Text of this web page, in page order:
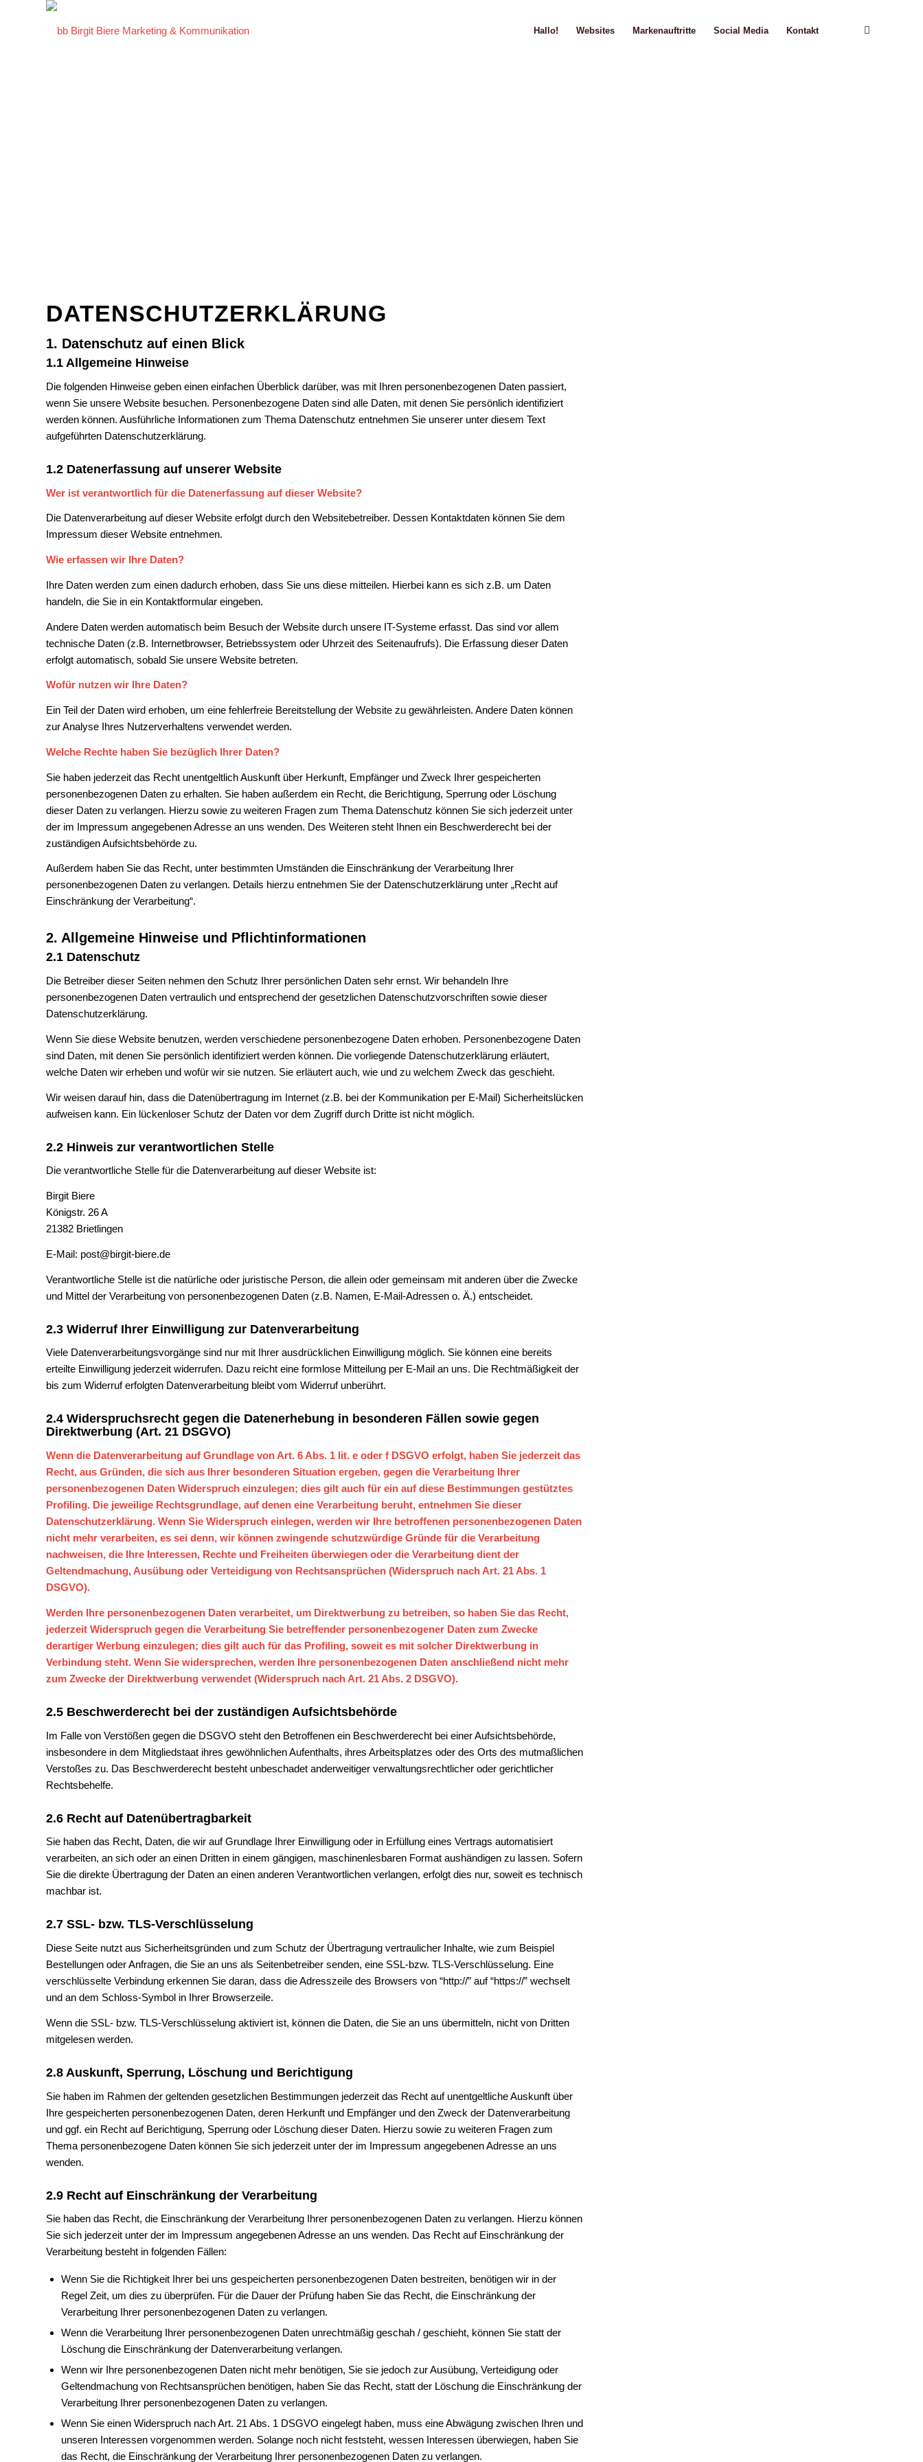
Hallo! Websites Markenauftritte Social Media Kontakt
DATENSCHUTZERKLÄRUNG
1. Datenschutz auf einen Blick
1.1 Allgemeine Hinweise
Die folgenden Hinweise geben einen einfachen Überblick darüber, was mit Ihren personenbezogenen Daten passiert,
wenn Sie unsere Website besuchen. Personenbezogene Daten sind alle Daten, mit denen Sie persönlich identifiziert
werden können. Ausführliche Informationen zum Thema Datenschutz entnehmen Sie unserer unter diesem Text
aufgeführten Datenschutzerklärung.
1.2 Datenerfassung auf unserer Website
Wer ist verantwortlich für die Datenerfassung auf dieser Website?
Die Datenverarbeitung auf dieser Website erfolgt durch den Websitebetreiber. Dessen Kontaktdaten können Sie dem
Impressum dieser Website entnehmen.
Wie erfassen wir Ihre Daten?
Ihre Daten werden zum einen dadurch erhoben, dass Sie uns diese mitteilen. Hierbei kann es sich z.B. um Daten
handeln, die Sie in ein Kontaktformular eingeben.
Andere Daten werden automatisch beim Besuch der Website durch unsere IT-Systeme erfasst. Das sind vor allem
technische Daten (z.B. Internetbrowser, Betriebssystem oder Uhrzeit des Seitenaufrufs). Die Erfassung dieser Daten
erfolgt automatisch, sobald Sie unsere Website betreten.
Wofür nutzen wir Ihre Daten?
Ein Teil der Daten wird erhoben, um eine fehlerfreie Bereitstellung der Website zu gewährleisten. Andere Daten können
zur Analyse Ihres Nutzerverhaltens verwendet werden.
Welche Rechte haben Sie bezüglich Ihrer Daten?
Sie haben jederzeit das Recht unentgeltlich Auskunft über Herkunft, Empfänger und Zweck Ihrer gespeicherten
personenbezogenen Daten zu erhalten. Sie haben außerdem ein Recht, die Berichtigung, Sperrung oder Löschung
dieser Daten zu verlangen. Hierzu sowie zu weiteren Fragen zum Thema Datenschutz können Sie sich jederzeit unter
der im Impressum angegebenen Adresse an uns wenden. Des Weiteren steht Ihnen ein Beschwerderecht bei der
zuständigen Aufsichtsbehörde zu.
Außerdem haben Sie das Recht, unter bestimmten Umständen die Einschränkung der Verarbeitung Ihrer
personenbezogenen Daten zu verlangen. Details hierzu entnehmen Sie der Datenschutzerklärung unter „Recht auf
Einschränkung der Verarbeitung“.
2. Allgemeine Hinweise und Pflichtinformationen
2.1 Datenschutz
Die Betreiber dieser Seiten nehmen den Schutz Ihrer persönlichen Daten sehr ernst. Wir behandeln Ihre
personenbezogenen Daten vertraulich und entsprechend der gesetzlichen Datenschutzvorschriften sowie dieser
Datenschutzerklärung.
Wenn Sie diese Website benutzen, werden verschiedene personenbezogene Daten erhoben. Personenbezogene Daten
sind Daten, mit denen Sie persönlich identifiziert werden können. Die vorliegende Datenschutzerklärung erläutert,
welche Daten wir erheben und wofür wir sie nutzen. Sie erläutert auch, wie und zu welchem Zweck das geschieht.
Wir weisen darauf hin, dass die Datenübertragung im Internet (z.B. bei der Kommunikation per E-Mail) Sicherheitslücken
aufweisen kann. Ein lückenloser Schutz der Daten vor dem Zugriff durch Dritte ist nicht möglich.
2.2 Hinweis zur verantwortlichen Stelle
Die verantwortliche Stelle für die Datenverarbeitung auf dieser Website ist:
Birgit Biere
Königstr. 26 A
21382 Brietlingen
E-Mail: post@birgit-biere.de
Verantwortliche Stelle ist die natürliche oder juristische Person, die allein oder gemeinsam mit anderen über die Zwecke
und Mittel der Verarbeitung von personenbezogenen Daten (z.B. Namen, E-Mail-Adressen o. Ä.) entscheidet.
2.3 Widerruf Ihrer Einwilligung zur Datenverarbeitung
Viele Datenverarbeitungsvorgänge sind nur mit Ihrer ausdrücklichen Einwilligung möglich. Sie können eine bereits
erteilte Einwilligung jederzeit widerrufen. Dazu reicht eine formlose Mitteilung per E-Mail an uns. Die Rechtmäßigkeit der
bis zum Widerruf erfolgten Datenverarbeitung bleibt vom Widerruf unberührt.
2.4 Widerspruchsrecht gegen die Datenerhebung in besonderen Fällen sowie gegen
Direktwerbung (Art. 21 DSGVO)
Wenn die Datenverarbeitung auf Grundlage von Art. 6 Abs. 1 lit. e oder f DSGVO erfolgt, haben Sie jederzeit das
Recht, aus Gründen, die sich aus Ihrer besonderen Situation ergeben, gegen die Verarbeitung Ihrer
personenbezogenen Daten Widerspruch einzulegen; dies gilt auch für ein auf diese Bestimmungen gestütztes
Profiling. Die jeweilige Rechtsgrundlage, auf denen eine Verarbeitung beruht, entnehmen Sie dieser
Datenschutzerklärung. Wenn Sie Widerspruch einlegen, werden wir Ihre betroffenen personenbezogenen Daten
nicht mehr verarbeiten, es sei denn, wir können zwingende schutzwürdige Gründe für die Verarbeitung
nachweisen, die Ihre Interessen, Rechte und Freiheiten überwiegen oder die Verarbeitung dient der
Geltendmachung, Ausübung oder Verteidigung von Rechtsansprüchen (Widerspruch nach Art. 21 Abs. 1
DSGVO).
Werden Ihre personenbezogenen Daten verarbeitet, um Direktwerbung zu betreiben, so haben Sie das Recht,
jederzeit Widerspruch gegen die Verarbeitung Sie betreffender personenbezogener Daten zum Zwecke
derartiger Werbung einzulegen; dies gilt auch für das Profiling, soweit es mit solcher Direktwerbung in
Verbindung steht. Wenn Sie widersprechen, werden Ihre personenbezogenen Daten anschließend nicht mehr
zum Zwecke der Direktwerbung verwendet (Widerspruch nach Art. 21 Abs. 2 DSGVO).
2.5 Beschwerderecht bei der zuständigen Aufsichtsbehörde
Im Falle von Verstößen gegen die DSGVO steht den Betroffenen ein Beschwerderecht bei einer Aufsichtsbehörde,
insbesondere in dem Mitgliedstaat ihres gewöhnlichen Aufenthalts, ihres Arbeitsplatzes oder des Orts des mutmaßlichen
Verstoßes zu. Das Beschwerderecht besteht unbeschadet anderweitiger verwaltungsrechtlicher oder gerichtlicher
Rechtsbehelfe.
2.6 Recht auf Datenübertragbarkeit
Sie haben das Recht, Daten, die wir auf Grundlage Ihrer Einwilligung oder in Erfüllung eines Vertrags automatisiert
verarbeiten, an sich oder an einen Dritten in einem gängigen, maschinenlesbaren Format aushändigen zu lassen. Sofern
Sie die direkte Übertragung der Daten an einen anderen Verantwortlichen verlangen, erfolgt dies nur, soweit es technisch
machbar ist.
2.7 SSL- bzw. TLS-Verschlüsselung
Diese Seite nutzt aus Sicherheitsgründen und zum Schutz der Übertragung vertraulicher Inhalte, wie zum Beispiel
Bestellungen oder Anfragen, die Sie an uns als Seitenbetreiber senden, eine SSL-bzw. TLS-Verschlüsselung. Eine
verschlüsselte Verbindung erkennen Sie daran, dass die Adresszeile des Browsers von “http://” auf “https://” wechselt
und an dem Schloss-Symbol in Ihrer Browserzeile.
Wenn die SSL- bzw. TLS-Verschlüsselung aktiviert ist, können die Daten, die Sie an uns übermitteln, nicht von Dritten
mitgelesen werden.
2.8 Auskunft, Sperrung, Löschung und Berichtigung
Sie haben im Rahmen der geltenden gesetzlichen Bestimmungen jederzeit das Recht auf unentgeltliche Auskunft über
Ihre gespeicherten personenbezogenen Daten, deren Herkunft und Empfänger und den Zweck der Datenverarbeitung
und ggf. ein Recht auf Berichtigung, Sperrung oder Löschung dieser Daten. Hierzu sowie zu weiteren Fragen zum
Thema personenbezogene Daten können Sie sich jederzeit unter der im Impressum angegebenen Adresse an uns
wenden.
2.9 Recht auf Einschränkung der Verarbeitung
Sie haben das Recht, die Einschränkung der Verarbeitung Ihrer personenbezogenen Daten zu verlangen. Hierzu können
Sie sich jederzeit unter der im Impressum angegebenen Adresse an uns wenden. Das Recht auf Einschränkung der
Verarbeitung besteht in folgenden Fällen:
Wenn Sie die Richtigkeit Ihrer bei uns gespeicherten personenbezogenen Daten bestreiten, benötigen wir in der
Regel Zeit, um dies zu überprüfen. Für die Dauer der Prüfung haben Sie das Recht, die Einschränkung der
Verarbeitung Ihrer personenbezogenen Daten zu verlangen.
Wenn die Verarbeitung Ihrer personenbezogenen Daten unrechtmäßig geschah / geschieht, können Sie statt der
Löschung die Einschränkung der Datenverarbeitung verlangen.
Wenn wir Ihre personenbezogenen Daten nicht mehr benötigen, Sie sie jedoch zur Ausübung, Verteidigung oder
Geltendmachung von Rechtsansprüchen benötigen, haben Sie das Recht, statt der Löschung die Einschränkung der
Verarbeitung Ihrer personenbezogenen Daten zu verlangen.
Wenn Sie einen Widerspruch nach Art. 21 Abs. 1 DSGVO eingelegt haben, muss eine Abwägung zwischen Ihren und
unseren Interessen vorgenommen werden. Solange noch nicht feststeht, wessen Interessen überwiegen, haben Sie
das Recht, die Einschränkung der Verarbeitung Ihrer personenbezogenen Daten zu verlangen.